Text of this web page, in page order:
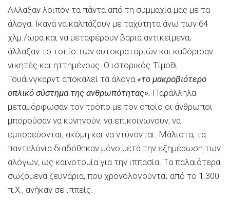
Αλλαξαν λοιπόν τα πάντα από τη συμμαχία μας με τα
άλογα. Ικανά να καλπάζουν με ταχύτητα άνω των 64
χλμ./ώρα και να μεταφέρουν βαριά αντικείμενα,
άλλαξαν το τοπίο των αυτοκρατοριών και καθόρισαν
νικητές και ηττημένους. Ο ιστορικός Τίμοθι
Γουάινγκαρντ αποκαλεί τα άλογα «το μακροβιότερο
οπλικό σύστημα της ανθρωπότητας». Παράλληλα
μεταμόρφωσαν τον τρόπο με τον οποίο οι άνθρωποι
μπορούσαν να κυνηγούν, να επικοινωνούν, να
εμπορεύονται, ακόμη και να ντύνονται. Μάλιστα, τα
παντελόνια διαδόθηκαν μόνο μετά την εξημέρωση των
αλόγων, ως καινοτομία για την ιππασία. Τα παλαιότερα
σωζόμενα ζευγάρια, που χρονολογούνται από το 1.300
π.Χ., ανήκαν σε ιππείς.